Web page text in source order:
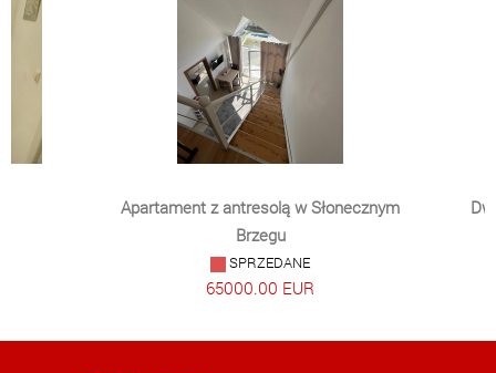
Apartament z antresolą w Słonecznym
Brzegu
SPRZEDANE
65000.00 EUR